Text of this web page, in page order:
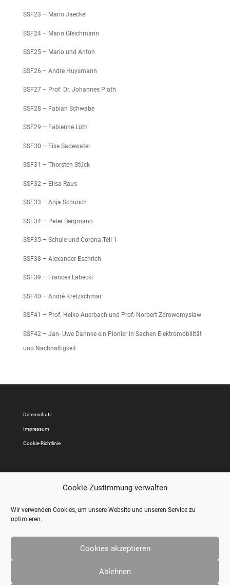
Cookie-Zustimmung verwalten
Wir verwenden Cookies, um unsere Website und unseren Service zu
optimieren.
Cookies akzeptieren
Ablehnen
SSF23 – Mario Jaeckel
SSF24 – Mario Gleichmann
SSF25 – Mario und Anton
SSF26 – Andre Huysmann
SSF27 – Prof. Dr. Johannes Plath
SSF28 – Fabian Schwabe
SSF29 – Fabienne Lüth
SSF30 – Eike Sadewater
SSF31 – Thorsten Stück
SSF32 – Elisa Raus
SSF33 – Anja Schurich
SSF34 – Peter Bergmann
SSF35 – Schule und Corona Teil 1
SSF38 – Alexander Eschrich
SSF39 – Frances Labecki
SSF40 – André Kretzschmar
SSF41 – Prof. Heiko Auerbach und Prof. Norbert Zdrowomyslaw
SSF42 – Jan- Uwe Dahnke ein Pionier in Sachen Elektromobilität
und Nachhaltigkeit
Datenschutz
Impressum
Cookie-Richtlinie